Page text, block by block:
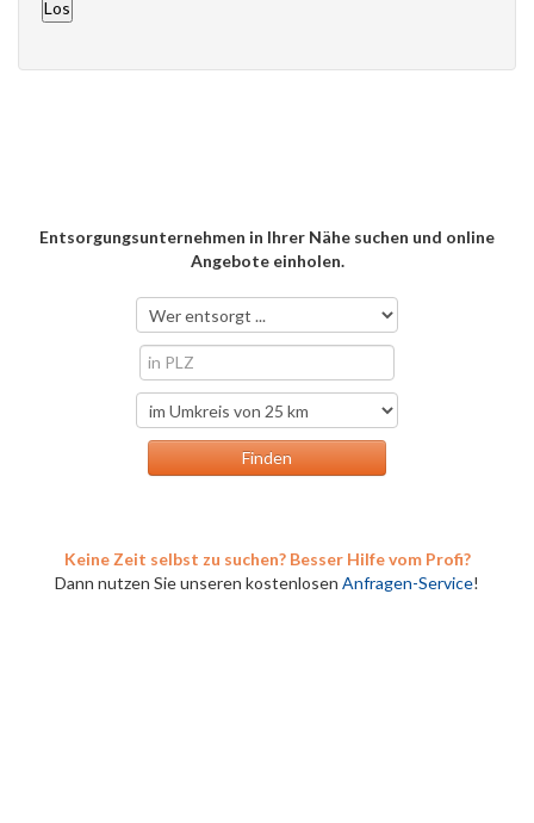
Entsorgungsunternehmen in Ihrer Nähe suchen und online
Angebote einholen.
Keine Zeit selbst zu suchen? Besser Hilfe vom Profi?
Dann nutzen Sie unseren kostenlosen Anfragen-Service!